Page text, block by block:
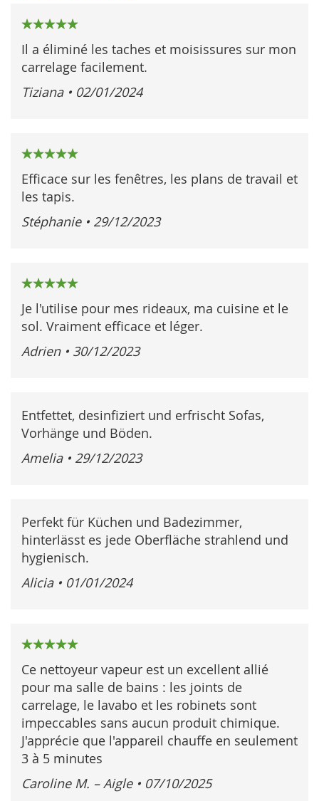
100%
Il a éliminé les taches et moisissures sur mon
carrelage facilement.
Tiziana • 02/01/2024
100%
Efficace sur les fenêtres, les plans de travail et
les tapis.
Stéphanie • 29/12/2023
100%
Je l'utilise pour mes rideaux, ma cuisine et le
sol. Vraiment efficace et léger.
Adrien • 30/12/2023
Entfettet, desinfiziert und erfrischt Sofas,
Vorhänge und Böden.
Amelia • 29/12/2023
Perfekt für Küchen und Badezimmer,
hinterlässt es jede Oberfläche strahlend und
hygienisch.
Alicia • 01/01/2024
100%
Ce nettoyeur vapeur est un excellent allié
pour ma salle de bains : les joints de
carrelage, le lavabo et les robinets sont
impeccables sans aucun produit chimique.
J'apprécie que l'appareil chauffe en seulement
3 à 5 minutes
Caroline M. – Aigle • 07/10/2025